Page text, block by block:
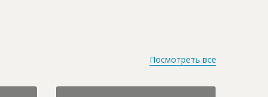
Посмотреть все